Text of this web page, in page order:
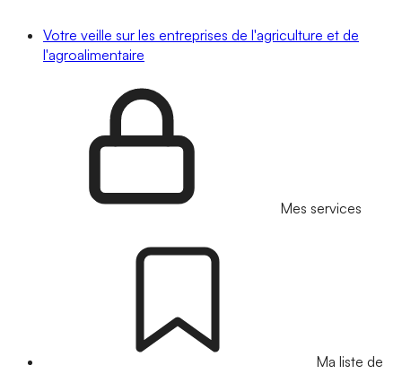
Votre veille sur les entreprises de l'agriculture et de
l'agroalimentaire
Mes services
Ma liste de